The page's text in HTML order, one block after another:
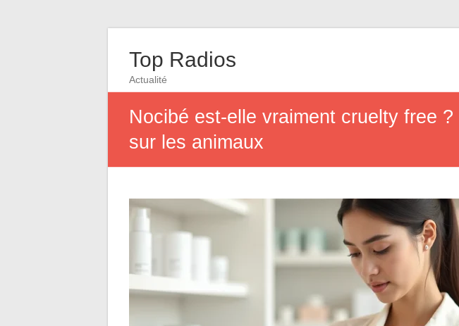
Top Radios
Actualité
Nocibé est-elle vraiment cruelty free
sur les animaux